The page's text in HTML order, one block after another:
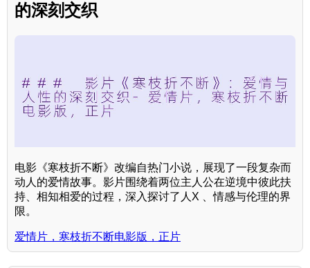
的深刻交织
电影《寒枝折不断》改编自热门小说，展现了一段复杂而
动人的爱情故事。影片围绕着两位主人公在逆境中彼此扶
持、相知相爱的过程，深入探讨了人X 、情感与伦理的界
限。
爱情片，寒枝折不断电影版，正片